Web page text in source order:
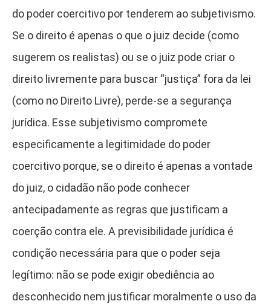
do poder coercitivo por tenderem ao subjetivismo.
Se o direito é apenas o que o juiz decide (como
sugerem os realistas) ou se o juiz pode criar o
direito livremente para buscar “justiça” fora da lei
(como no Direito Livre), perde-se a segurança
jurídica. Esse subjetivismo compromete
especificamente a legitimidade do poder
coercitivo porque, se o direito é apenas a vontade
do juiz, o cidadão não pode conhecer
antecipadamente as regras que justificam a
coerção contra ele. A previsibilidade jurídica é
condição necessária para que o poder seja
legítimo: não se pode exigir obediência ao
desconhecido nem justificar moralmente o uso da